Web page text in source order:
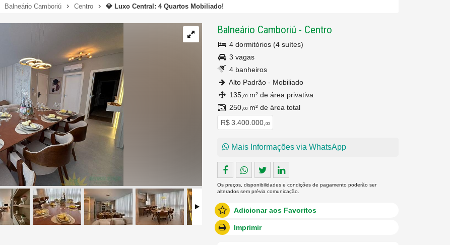
Balneário Camboriú Centro 💎 Luxo Central: 4 Quartos Mobiliado!
Balneário Camboriú - Centro
4 dormitórios (4 suítes)
3 vagas
4 banheiros
Alto Padrão - Mobiliado
135, 00 m² de área privativa
250, 00 m² de área total
R$ 3.400.000, 00
Mais Informações via WhatsApp
Os preços, disponibilidades e condições de pagamento poderão ser
alterados sem prévia comunicação.
Adicionar aos Favoritos
Imprimir